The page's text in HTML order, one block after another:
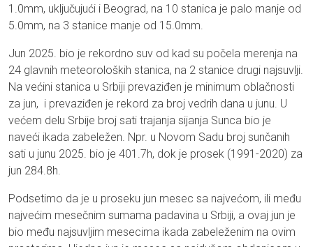
1.0mm, uključujući i Beograd, na 10 stanica je palo manje od
5.0mm, na 3 stanice manje od 15.0mm.
Jun 2025. bio je rekordno suv od kad su počela merenja na
24 glavnih meteoroloških stanica, na 2 stanice drugi najsuvlji.
Na većini stanica u Srbiji prevaziđen je minimum oblačnosti
za jun, i prevaziđen je rekord za broj vedrih dana u junu. U
većem delu Srbije broj sati trajanja sijanja Sunca bio je
naveći ikada zabeležen. Npr. u Novom Sadu broj sunčanih
sati u junu 2025. bio je 401.7h, dok je prosek (1991-2020) za
jun 284.8h.
Podsetimo da je u proseku jun mesec sa najvećom, ili među
najvećim mesečnim sumama padavina u Srbiji, a ovaj jun je
bio među najsuvljim mesecima ikada zabeleženim na ovim